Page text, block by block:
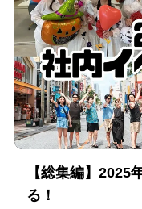
【総集編】2025
る！